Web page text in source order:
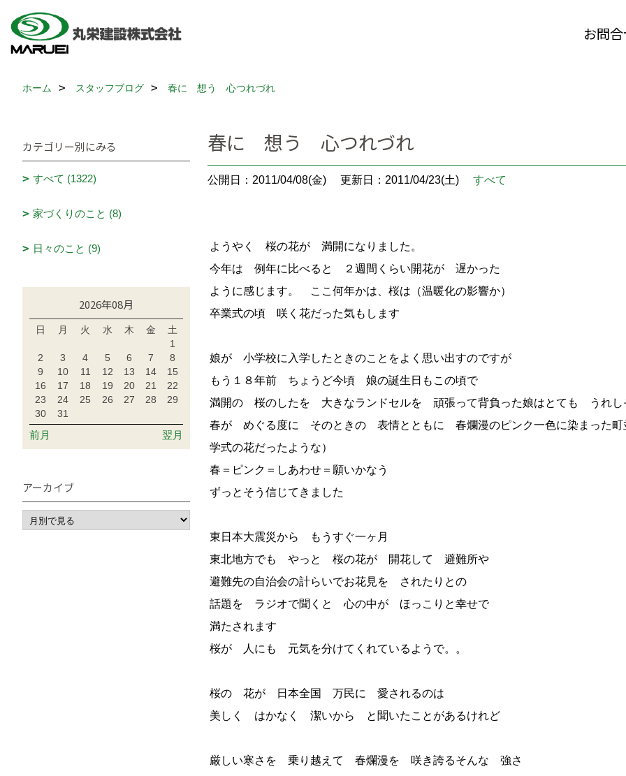
お問
ホーム スタッフブログ 春に 想う 心つれづれ
春に 想う 心つれづれ
公開日：2011/04/08(金) 更新日：2011/04/23(土) すべて
ようやく 桜の花が 満開になりました。
今年は 例年に比べると ２週間くらい開花が 遅かった
ように感じます。 ここ何年かは、桜は（温暖化の影響か）
卒業式の頃 咲く花だった気もします
娘が 小学校に入学したときのことをよく思い出すのですが
もう１８年前 ちょうど今頃 娘の誕生日もこの頃で
満開の 桜のしたを 大きなランドセルを 頑張って背負った娘はとても うれし
春が めぐる度に そのときの 表情とともに 春爛漫のピンク一色に染まった
学式の花だったような）
春＝ピンク＝しあわせ＝願いかなう
ずっとそう信じてきました
東日本大震災から もうすぐ一ヶ月
東北地方でも やっと 桜の花が 開花して 避難所や
避難先の自治会の計らいでお花見を されたりとの
話題を ラジオで聞くと 心の中が ほっこりと幸せで
満たされます
桜が 人にも 元気を分けてくれているようで。。
桜の 花が 日本全国 万民に 愛されるのは
美しく はかなく 潔いから と聞いたことがあるけれど
厳しい寒さを 乗り越えて 春爛漫を 咲き誇るそんな 強さ
カテゴリー別にみる
すべて (1322)
家づくりのこと (8)
日々のこと (9)
2026年08月
日 月 火 水 木 金
土
1
2
3 4 5 6 7
8
9
10 11 12 13 14
15
16
17 18 19 20 21
22
23
24 25 26 27 28
29
30
31
前月 翌月
アーカイブ